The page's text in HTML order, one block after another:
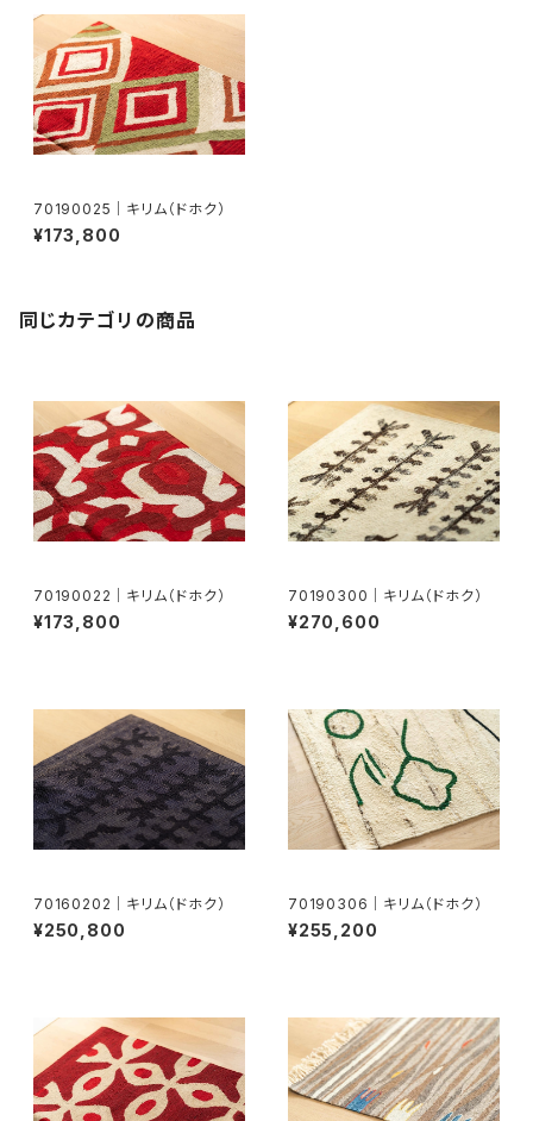
70190025｜キリム（ドホク）
¥173,800
同じカテゴリの商品
70190022｜キリム（ドホク）
¥173,800
70190300｜キリム（ドホク）
¥270,600
70160202｜キリム（ドホク）
¥250,800
70190306｜キリム（ドホク）
¥255,200